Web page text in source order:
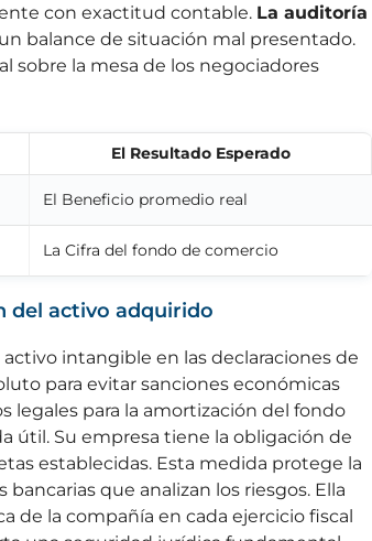
con exactitud contable. La auditoría
balance de situación mal presentado.
sobre la mesa de los negociadores
El Resultado Esperado
El Beneficio promedio real
La Cifra del fondo de comercio
del activo adquirido
intangible en las declaraciones de
para evitar sanciones económicas
legales para la amortización del fondo
útil. Su empresa tiene la obligación de
establecidas. Esta medida protege la
que analizan los riesgos. Ella
de la compañía en cada ejercicio fiscal